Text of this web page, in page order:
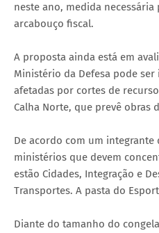
neste ano, medida
arcabouço fiscal.
A proposta ainda está em
Ministério da Defesa pode
afetadas por cortes de
Calha Norte, que prevê obras
De acordo com um integrante
ministérios que devem
estão Cidades, Integração e
Transportes. A pasta do
Diante do tamanho do